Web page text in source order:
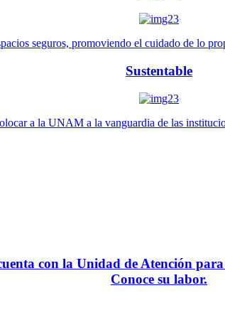
seguros, promoviendo el cuidado de lo
Sustentable
a la UNAM a la vanguardia de las
con la Unidad de Atención para
Conoce su labor.